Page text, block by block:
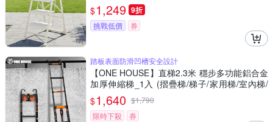
梯)
$1,249 9折
挑戰低價 券
踏板表面防滑凹槽安全設計
【ONE HOUSE】直梯2.3米 穩步多功能鋁合金
加厚伸縮梯_1入 (摺疊梯/梯子/家用梯/室內梯/
人字梯/A字梯/鋁梯)
$1,640 $1,790
限時下殺
券